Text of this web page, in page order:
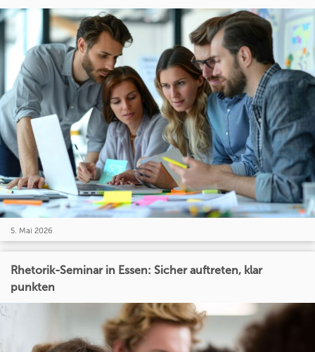
5. Mai 2026
Rhetorik-Seminar in Essen: Sicher auftreten, klar
punkten